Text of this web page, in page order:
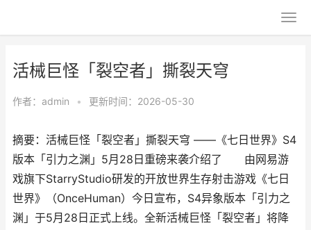
活械巨怪「裂空者」撕裂天穹
作者： admin • 更新时间：2026-05-30
摘要：活械巨怪「裂空者」撕裂天穹 ——《七日世界》S4
版本「引力之渊」5月28日重磅来袭介绍了 由网易游
戏旗下StarryStudio研发的开放世界生存射击游戏《七日
世界》（OnceHuman）今日宣布，S4异象版本「引力之
渊」于5月28日正式上线。全新活械巨怪「裂空者」将降